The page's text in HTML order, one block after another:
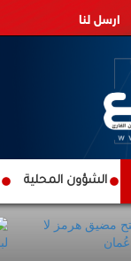
ارسل لنا
الشؤون المحلية